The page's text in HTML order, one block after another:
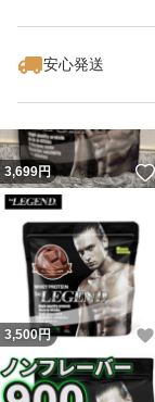
安心発送
3,699円
3,500円